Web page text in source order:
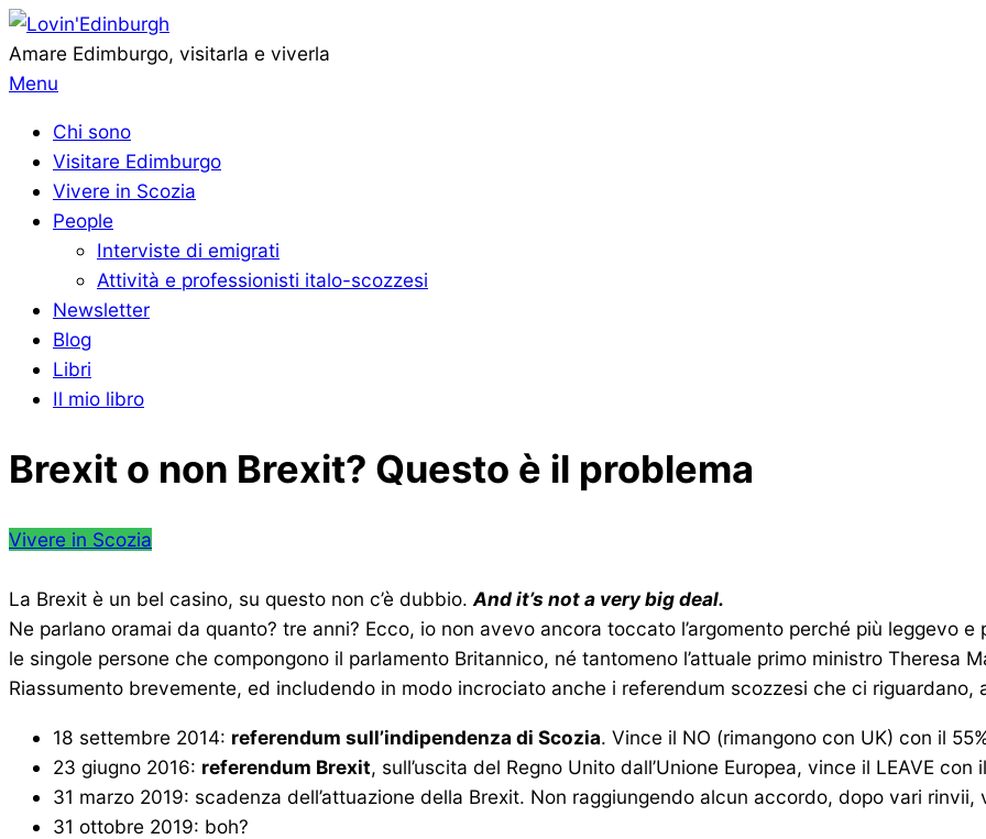
Vai
al
contenuto
Lovin'Edinburgh
Amare Edimburgo, visitarla e viverla
Menu
navigazione
primaria
Menu
Chi sono
Visitare Edimburgo
Vivere in Scozia
People
Interviste di emigrati
Attività e professionisti italo-scozzesi
Newsletter
Blog
Libri
Il mio libro
Brexit o non Brexit? Questo è il problema
Vivere in Scozia
La Brexit è un bel casino, su questo non c’è dubbio.And it’s not a very big deal.
Ne parlano oramai da quanto? tre anni? Ecco, io non avevo ancora toccato l’argomento perché più leggevo
le singole persone che compongono il parlamento Britannico, né tantomeno l’attuale primo ministro Theresa
Riassumento brevemente, ed includendo in modo incrociato anche i referendum scozzesi che ci riguardano,
18 settembre 2014: referendum sull’indipendenza di Scozia. Vince il NO (rimangono con UK) con il
23 giugno 2016: referendum Brexit, sull’uscita del Regno Unito dall’Unione Europea, vince il LEAVE con
31 marzo 2019: scadenza dell’attuazione della Brexit. Non raggiungendo alcun accordo, dopo vari
31 ottobre 2019: boh?